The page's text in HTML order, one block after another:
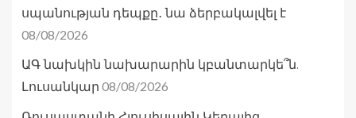
սպանության դեպքը․ նա ձերբակալվել է
08/08/2026
ԱԳ նախկին նախարարին կբանտարկե՞ն.
Լուսանկար 08/08/2026